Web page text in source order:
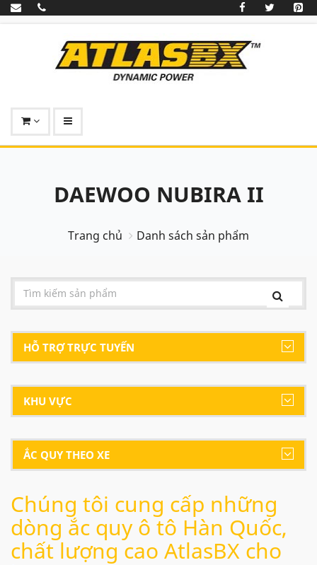
DAEWOO NUBIRA II
Trang chủ Danh sách sản phẩm
HỖ TRỢ TRỰC TUYẾN
KHU VỰC
ẮC QUY THEO XE
Chúng tôi cung cấp những
dòng ắc quy ô tô Hàn Quốc,
chất lượng cao AtlasBX cho